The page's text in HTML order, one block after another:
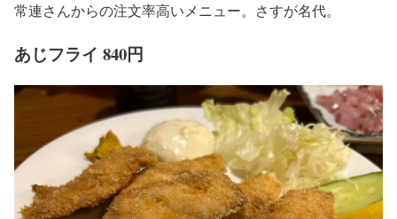
常連さんからの注文率高いメニュー。さすが名代。
あじフライ 840円